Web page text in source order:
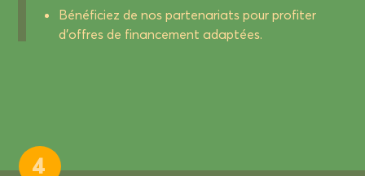
Bénéficiez de nos partenariats pour profiter
d’offres de financement adaptées.
4